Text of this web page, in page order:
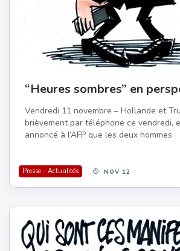
“Heures sombres” en
Vendredi 11 novembre – Hollande et
brièvement par téléphone ce vendredi,
annoncé à l’AFP que les deux hommes
Presse - Actualités NOV 12